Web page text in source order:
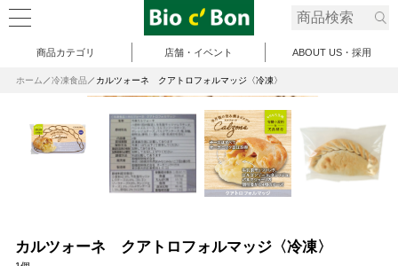
商品カテゴリ 店舗・イベント ABOUT US・採用
ホーム 冷凍食品 カルツォーネ クアトロフォルマッジ〈冷凍〉
カルツォーネ クアトロフォルマッジ〈冷凍〉